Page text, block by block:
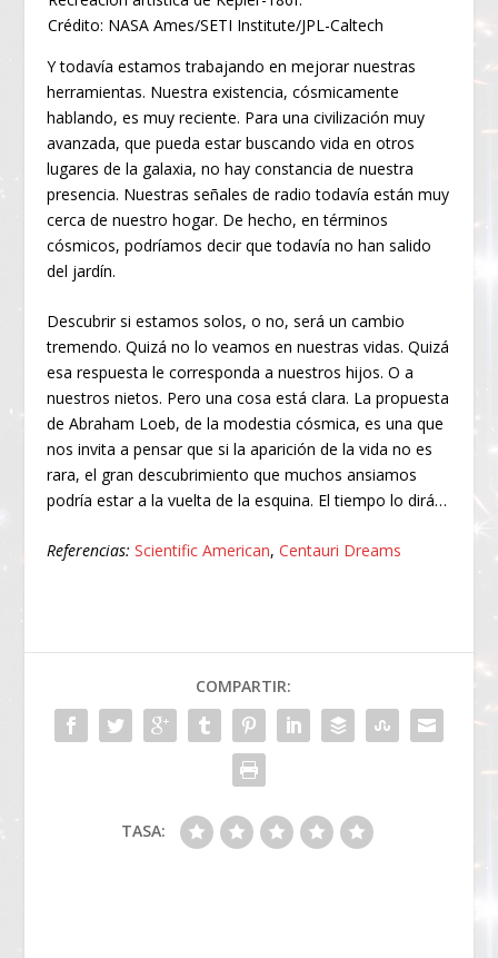
Crédito: NASA Ames/SETI Institute/JPL-Caltech
Y todavía estamos trabajando en mejorar nuestras
herramientas. Nuestra existencia, cósmicamente
hablando, es muy reciente. Para una civilización muy
avanzada, que pueda estar buscando vida en otros
lugares de la galaxia, no hay constancia de nuestra
presencia. Nuestras señales de radio todavía están muy
cerca de nuestro hogar. De hecho, en términos
cósmicos, podríamos decir que todavía no han salido
del jardín.
Descubrir si estamos solos, o no, será un cambio
tremendo. Quizá no lo veamos en nuestras vidas. Quizá
esa respuesta le corresponda a nuestros hijos. O a
nuestros nietos. Pero una cosa está clara. La propuesta
de Abraham Loeb, de la modestia cósmica, es una que
nos invita a pensar que si la aparición de la vida no es
rara, el gran descubrimiento que muchos ansiamos
podría estar a la vuelta de la esquina. El tiempo lo dirá…
Referencias:Scientific American,Centauri Dreams
COMPARTIR:
TASA: